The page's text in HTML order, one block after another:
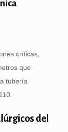
críticas,
que
tubería
del